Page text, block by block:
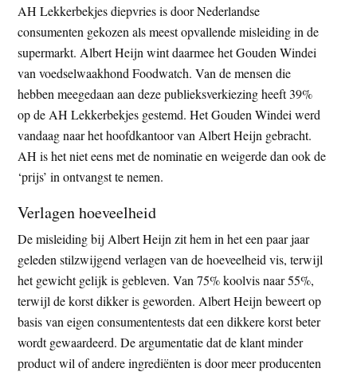
i
t
e
z
e
s
i
t
e
AH Lekkerbekjes diepvries is door Nederlandse
consumenten gekozen als meest opvallende misleiding in de
supermarkt. Albert Heijn wint daarmee het Gouden Windei
van voedselwaakhond Foodwatch. Van de mensen die
hebben meegedaan aan deze publieksverkiezing heeft 39%
op de AH Lekkerbekjes gestemd. Het Gouden Windei werd
vandaag naar het hoofdkantoor van Albert Heijn gebracht.
AH is het niet eens met de nominatie en weigerde dan ook de
‘prijs’ in ontvangst te nemen.
Verlagen hoeveelheid
De misleiding bij Albert Heijn zit hem in het een paar jaar
geleden stilzwijgend verlagen van de hoeveelheid vis, terwijl
het gewicht gelijk is gebleven. Van 75% koolvis naar 55%,
terwijl de korst dikker is geworden. Albert Heijn beweert op
basis van eigen consumententests dat een dikkere korst beter
wordt gewaardeerd. De argumentatie dat de klant minder
product wil of andere ingrediënten is door meer producenten